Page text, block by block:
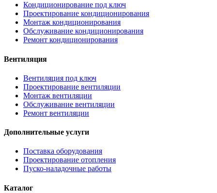
Кондиционирование под ключ
Проектирование кондиционирования
Монтаж кондиционирования
Обслуживание кондиционирования
Ремонт кондиционирования
Вентиляция
Вентиляция под ключ
Проектирование вентиляции
Монтаж вентиляции
Обслуживание вентиляции
Ремонт вентиляции
Дополнительные услуги
Поставка оборудования
Проектирование отопления
Пуско-наладочные работы
Каталог